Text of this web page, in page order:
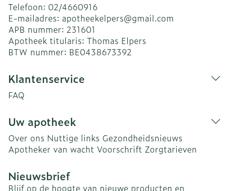
Telefoon: 02/4660916
E-mailadres: apotheekelpers@gmail.com
APB nummer: 231601
Apotheek titularis: Thomas Elpers
BTW nummer: BE0438673392
Klantenservice
FAQ
Uw apotheek
Over ons Nuttige links Gezondheidsnieuws
Apotheker van wacht Voorschrift Zorgtarieven
Nieuwsbrief
Blijf op de hoogte van nieuwe producten en